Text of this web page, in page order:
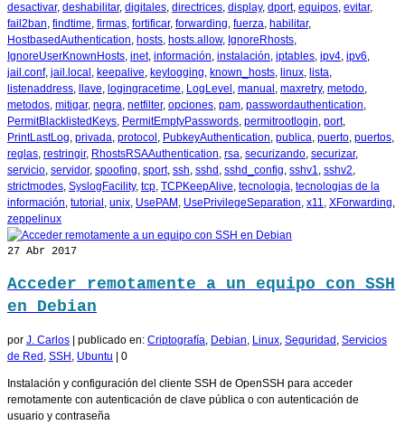
desactivar, deshabilitar, digitales, directrices, display, dport, equipos, evitar,
fail2ban, findtime, firmas, fortificar, forwarding, fuerza, habilitar,
HostbasedAuthentication, hosts, hosts.allow, IgnoreRhosts,
IgnoreUserKnownHosts, inet, información, instalación, iptables, ipv4, ipv6,
jail.conf, jail.local , keepalive, keylogging, known_hosts, linux, lista,
listenaddress, llave, logingracetime, LogLevel , manual , maxretry, metodo,
metodos, mitigar, negra, netfilter, opciones, pam, passwordauthentication,
PermitBlacklistedKeys, PermitEmptyPasswords, permitrootlogin, port,
PrintLastLog, privada, protocol , PubkeyAuthentication, publica, puerto, puertos,
reglas, restringir, RhostsRSAAuthentication, rsa, securizando, securizar,
servicio, servidor, spoofing, sport, ssh, sshd , sshd_config, sshv1, sshv2,
strictmodes, SyslogFacility, tcp, TCPKeepAlive, tecnologia, tecnologias de la
información, tutorial , unix, UsePAM , UsePrivilegeSeparation, x11, XForwarding,
zeppelinux
27 Abr 2017
Acceder remotamente a un equipo con SSH
en Debian
por J. Carlos publicado en: Criptografía, Debian, Linux, Seguridad , Servicios
de Red , SSH , Ubuntu 0
Instalación y configuración del cliente SSH de OpenSSH para acceder
remotamente con autenticación de clave pública o con autenticación de
usuario y contraseña